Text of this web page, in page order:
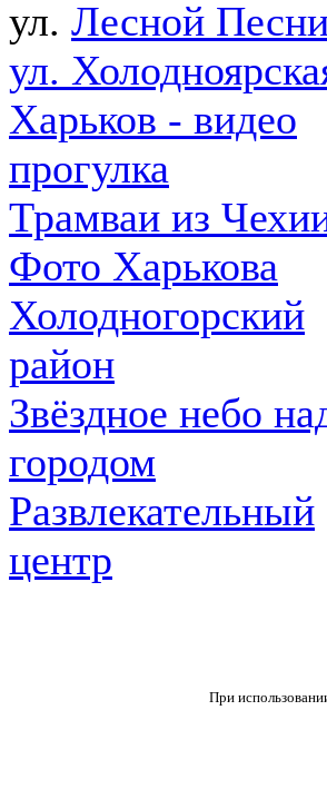
ул. Лесной
ул.
Харьков - видео
прогулка
Трамваи из
Фото Харькова
Холодногорский
район
Звёздное небо
городом
Развлекательный
центр
При